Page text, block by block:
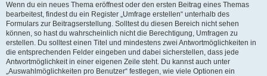
Wenn du ein neues Thema eröffnest oder den ersten Beitrag eines Themas
bearbeitest, findest du ein Register „Umfrage erstellen“ unterhalb des
Formulars zur Beitragserstellung. Solltest du diesen Bereich nicht sehen
können, so hast du wahrscheinlich nicht die Berechtigung, Umfragen zu
erstellen. Du solltest einen Titel und mindestens zwei Antwortmöglichkeiten in
die entsprechenden Felder eingeben und dabei sicherstellen, dass jede
Antwortmöglichkeit in einer eigenen Zeile steht. Du kannst auch unter
„Auswahlmöglichkeiten pro Benutzer“ festlegen, wie viele Optionen ein